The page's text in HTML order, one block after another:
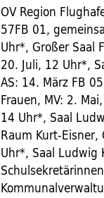
OV Region
57FB 01,
Uhr*, Großer Saal
20. Juli, 12 Uhr*,
AS: 14. März FB
Frauen, MV: 2.
14 Uhr*, Saal
Raum Kurt-
Uhr*, Saal Ludwig